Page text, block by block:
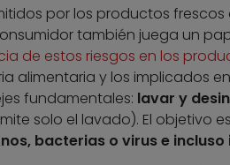
por los productos
también juega un
de estos riesgos en los
alimentaria y los implicados
fundamentales: lavar y
solo el lavado). El objetivo es
bacterias o virus e incluso